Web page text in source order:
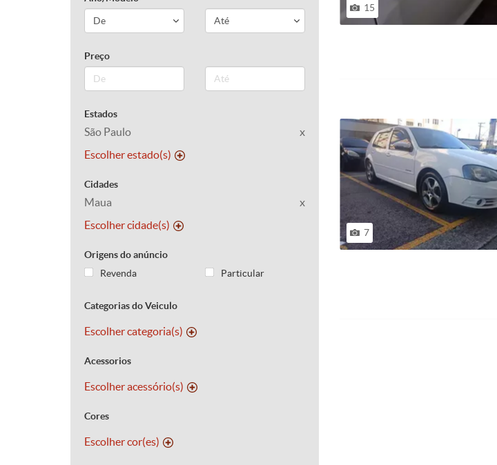
Preço
Estados
São Paulo
x
Escolher estado(s)
Cidades
Maua
x
Escolher cidade(s)
Origens do anúncio
Revenda
Particular
Categorias do Veiculo
Escolher categoria(s)
Acessorios
Escolher acessório(s)
Cores
Escolher cor(es)
15
7